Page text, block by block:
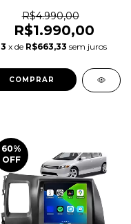
R$4.990,00
R$1.990,00
3 x de R$663,33 sem juros
60%
OFF